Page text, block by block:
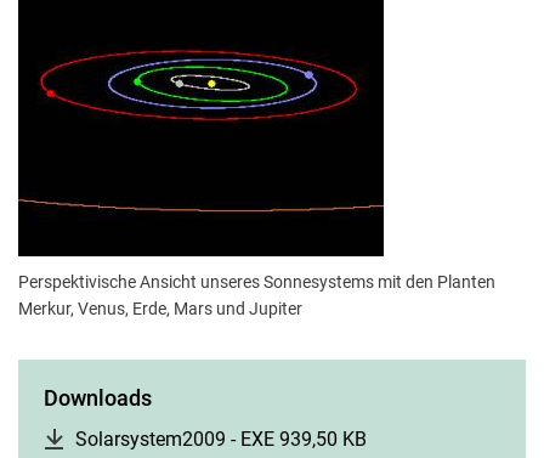
Perspektivische Ansicht unseres Sonnesystems mit den Planten
Merkur, Venus, Erde, Mars und Jupiter
Downloads
Solarsystem2009 - EXE 939,50 KB